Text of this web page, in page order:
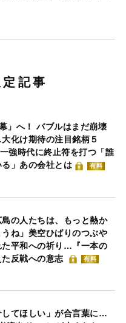
記事
」へ！ バブルはまだ崩壊
化け期待の注目銘柄５
強時代に終止符を打つ「誰
」あの会社とは
有料
島の人たちは、もっと熱か
ね」美空ひばりのつぶや
た平和への祈り…『一本の
反戦への意志
有料
してほしい」が合言葉に…